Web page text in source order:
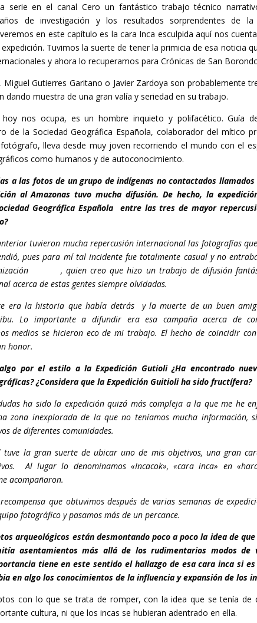
serie en el canal Cero un fantástico trabajo técnico
de investigación y los resultados sorprendentes de
en este capítulo es la cara Inca esculpida aquí nos
Tuvimos la suerte de tener la primicia de esa noticia
y ahora lo recuperamos para Crónicas de San
Gutierres Garitano o Javier Zardoya son probablemente
dando muestra de una gran valía y seriedad en su trabajo.
nos ocupa, es un hombre inquieto y polifacético. Guía
de la Sociedad Geográfica Española, colaborador del mítico
lleva desde muy joven recorriendo el mundo con el
como humanos y de autoconocimiento.
a las fotos de un grupo de indígenas no contactados
al Amazonas tuvo mucha difusión. De hecho, la
Geográfica Española entre las tres de mayor
tuvieron mucha repercusión internacional las fotografías
pues para mí tal incidente fue totalmente casual y no
, quien creo que hizo un trabajo de difusión
acerca de estas gentes siempre olvidadas.
era la historia que había detrás y la muerte de un buen
Lo importante a difundir era esa campaña acerca de
medios se hicieron eco de mi trabajo. El hecho de coincidir
honor.
por el estilo a la Expedición Gutioli ¿Ha encontrado
¿Considera que la Expedición Guitioli ha sido fructífera?
ha sido la expedición quizá más compleja a la que me he
zona inexplorada de la que no teníamos mucha información,
de diferentes comunidades.
tuve la gran suerte de ubicar uno de mis objetivos, una gran
Al lugar lo denominamos «Incacok», «cara inca» en
acompañaron.
que obtuvimos después de varias semanas de
fotográfico y pasamos más de un percance.
arqueológicos están desmontando poco a poco la idea de
asentamientos más allá de los rudimentarios modos
tiene en este sentido el hallazgo de esa cara inca si
en algo los conocimientos de la influencia y expansión de los
con lo que se trata de romper, con la idea que se tenía de
cultura, ni que los incas se hubieran adentrado en ella.